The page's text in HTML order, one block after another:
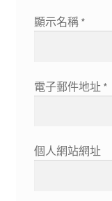
顯示名稱 *
電子郵件地址 *
個人網站網址